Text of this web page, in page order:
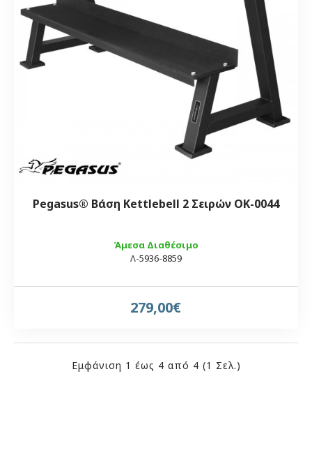
Άμεσα Διαθέσιμο
Λ-5936-8859
Pegasus® Βάση Kettlebell 2 Σειρών OK-0044
279,00€
Εμφάνιση 1 έως 4 από 4 (1 Σελ.)